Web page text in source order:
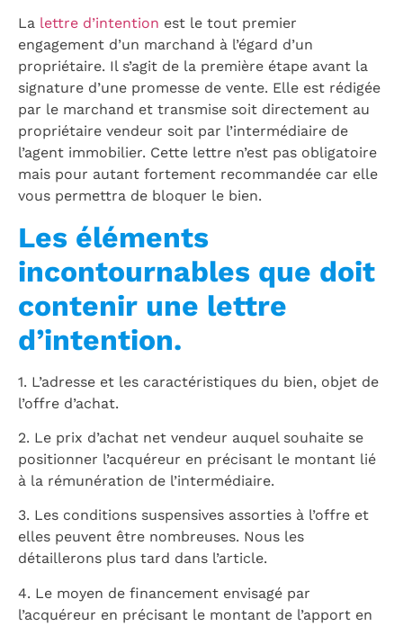
La lettre d’intention est le tout premier
engagement d’un marchand à l’égard d’un
propriétaire. Il s’agit de la première étape avant la
signature d’une promesse de vente. Elle est rédigée
par le marchand et transmise soit directement au
propriétaire vendeur soit par l’intermédiaire de
l’agent immobilier. Cette lettre n’est pas obligatoire
mais pour autant fortement recommandée car elle
vous permettra de bloquer le bien.
Les éléments
incontournables que doit
contenir une lettre
d’intention.
1. L’adresse et les caractéristiques du bien, objet de
l’offre d’achat.
2. Le prix d’achat net vendeur auquel souhaite se
positionner l’acquéreur en précisant le montant lié
à la rémunération de l’intermédiaire.
3. Les conditions suspensives assorties à l’offre et
elles peuvent être nombreuses. Nous les
détaillerons plus tard dans l’article.
4. Le moyen de financement envisagé par
l’acquéreur en précisant le montant de l’apport en